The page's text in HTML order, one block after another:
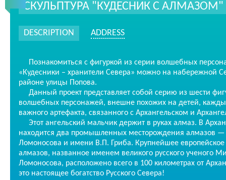
СКУЛЬПТУРА "КУДЕСНИК С АЛМАЗОМ"
DESCRIPTION ADDRESS
Познакомиться с фигуркой из серии волшебных
«Кудесники – хранители Севера» можно на набережной
районе улицы Попова.
Данный проект представляет собой серию из шести
волшебных персонажей, внешне похожих на детей,
важного артефакта, связанного с Архангельском и
Этот ангельский мальчик держит в руках алмаз. В
находится два промышленных месторождения алмазов
Ломоносова и имени В.П. Гриба. Крупнейшее
алмазов, названное именем великого русского ученого
Ломоносова, расположено всего в 100 километрах от
это настоящее богатство Русского Севера!